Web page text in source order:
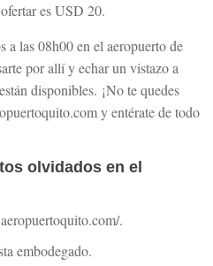
es USD 20.
a las 08h00 en el aeropuerto de
por allí y echar un vistazo a
disponibles. ¡No te quedes
y entérate de todo
olvidados en el
.
embodegado.